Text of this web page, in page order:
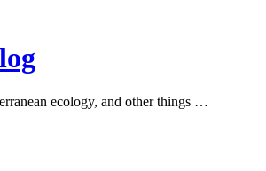
ecology, and other things …